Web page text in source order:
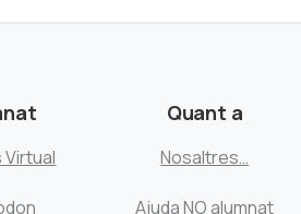
Virtual
Quant a
Nosaltres…
Ajuda NO alumnat